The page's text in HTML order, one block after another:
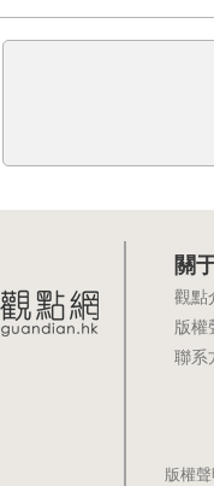
關
觀點
版權
聯系
版權